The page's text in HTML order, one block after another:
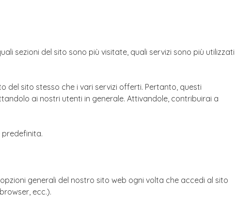
sezioni del sito sono più visitate, quali servizi sono più utilizzati
del sito stesso che i vari servizi offerti. Pertanto, questi
ai nostri utenti in generale. Attivandole, contribuirai a
generali del nostro sito web ogni volta che accedi al sito
ecc.).